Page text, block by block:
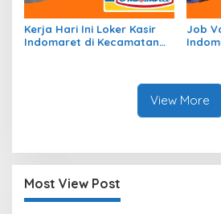
Kerja Hari Ini Loker Kasir
Indomaret di Kecamatan
Job
View More
Most View Post